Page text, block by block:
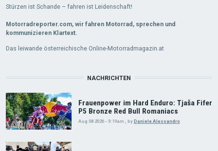
Stürzen ist Schande – fahren ist Leidenschaft!
Motorradreporter.com, wir fahren Motorrad, sprechen und
kommunizieren Klartext.
Das leiwande österreichische Online-Motorradmagazin.at
NACHRICHTEN
Frauenpower im Hard Enduro: Tjaša Fifer
P5 Bronze Red Bull Romaniacs
Aug 08 2026 - 9:19am , by Daniele Alessandro